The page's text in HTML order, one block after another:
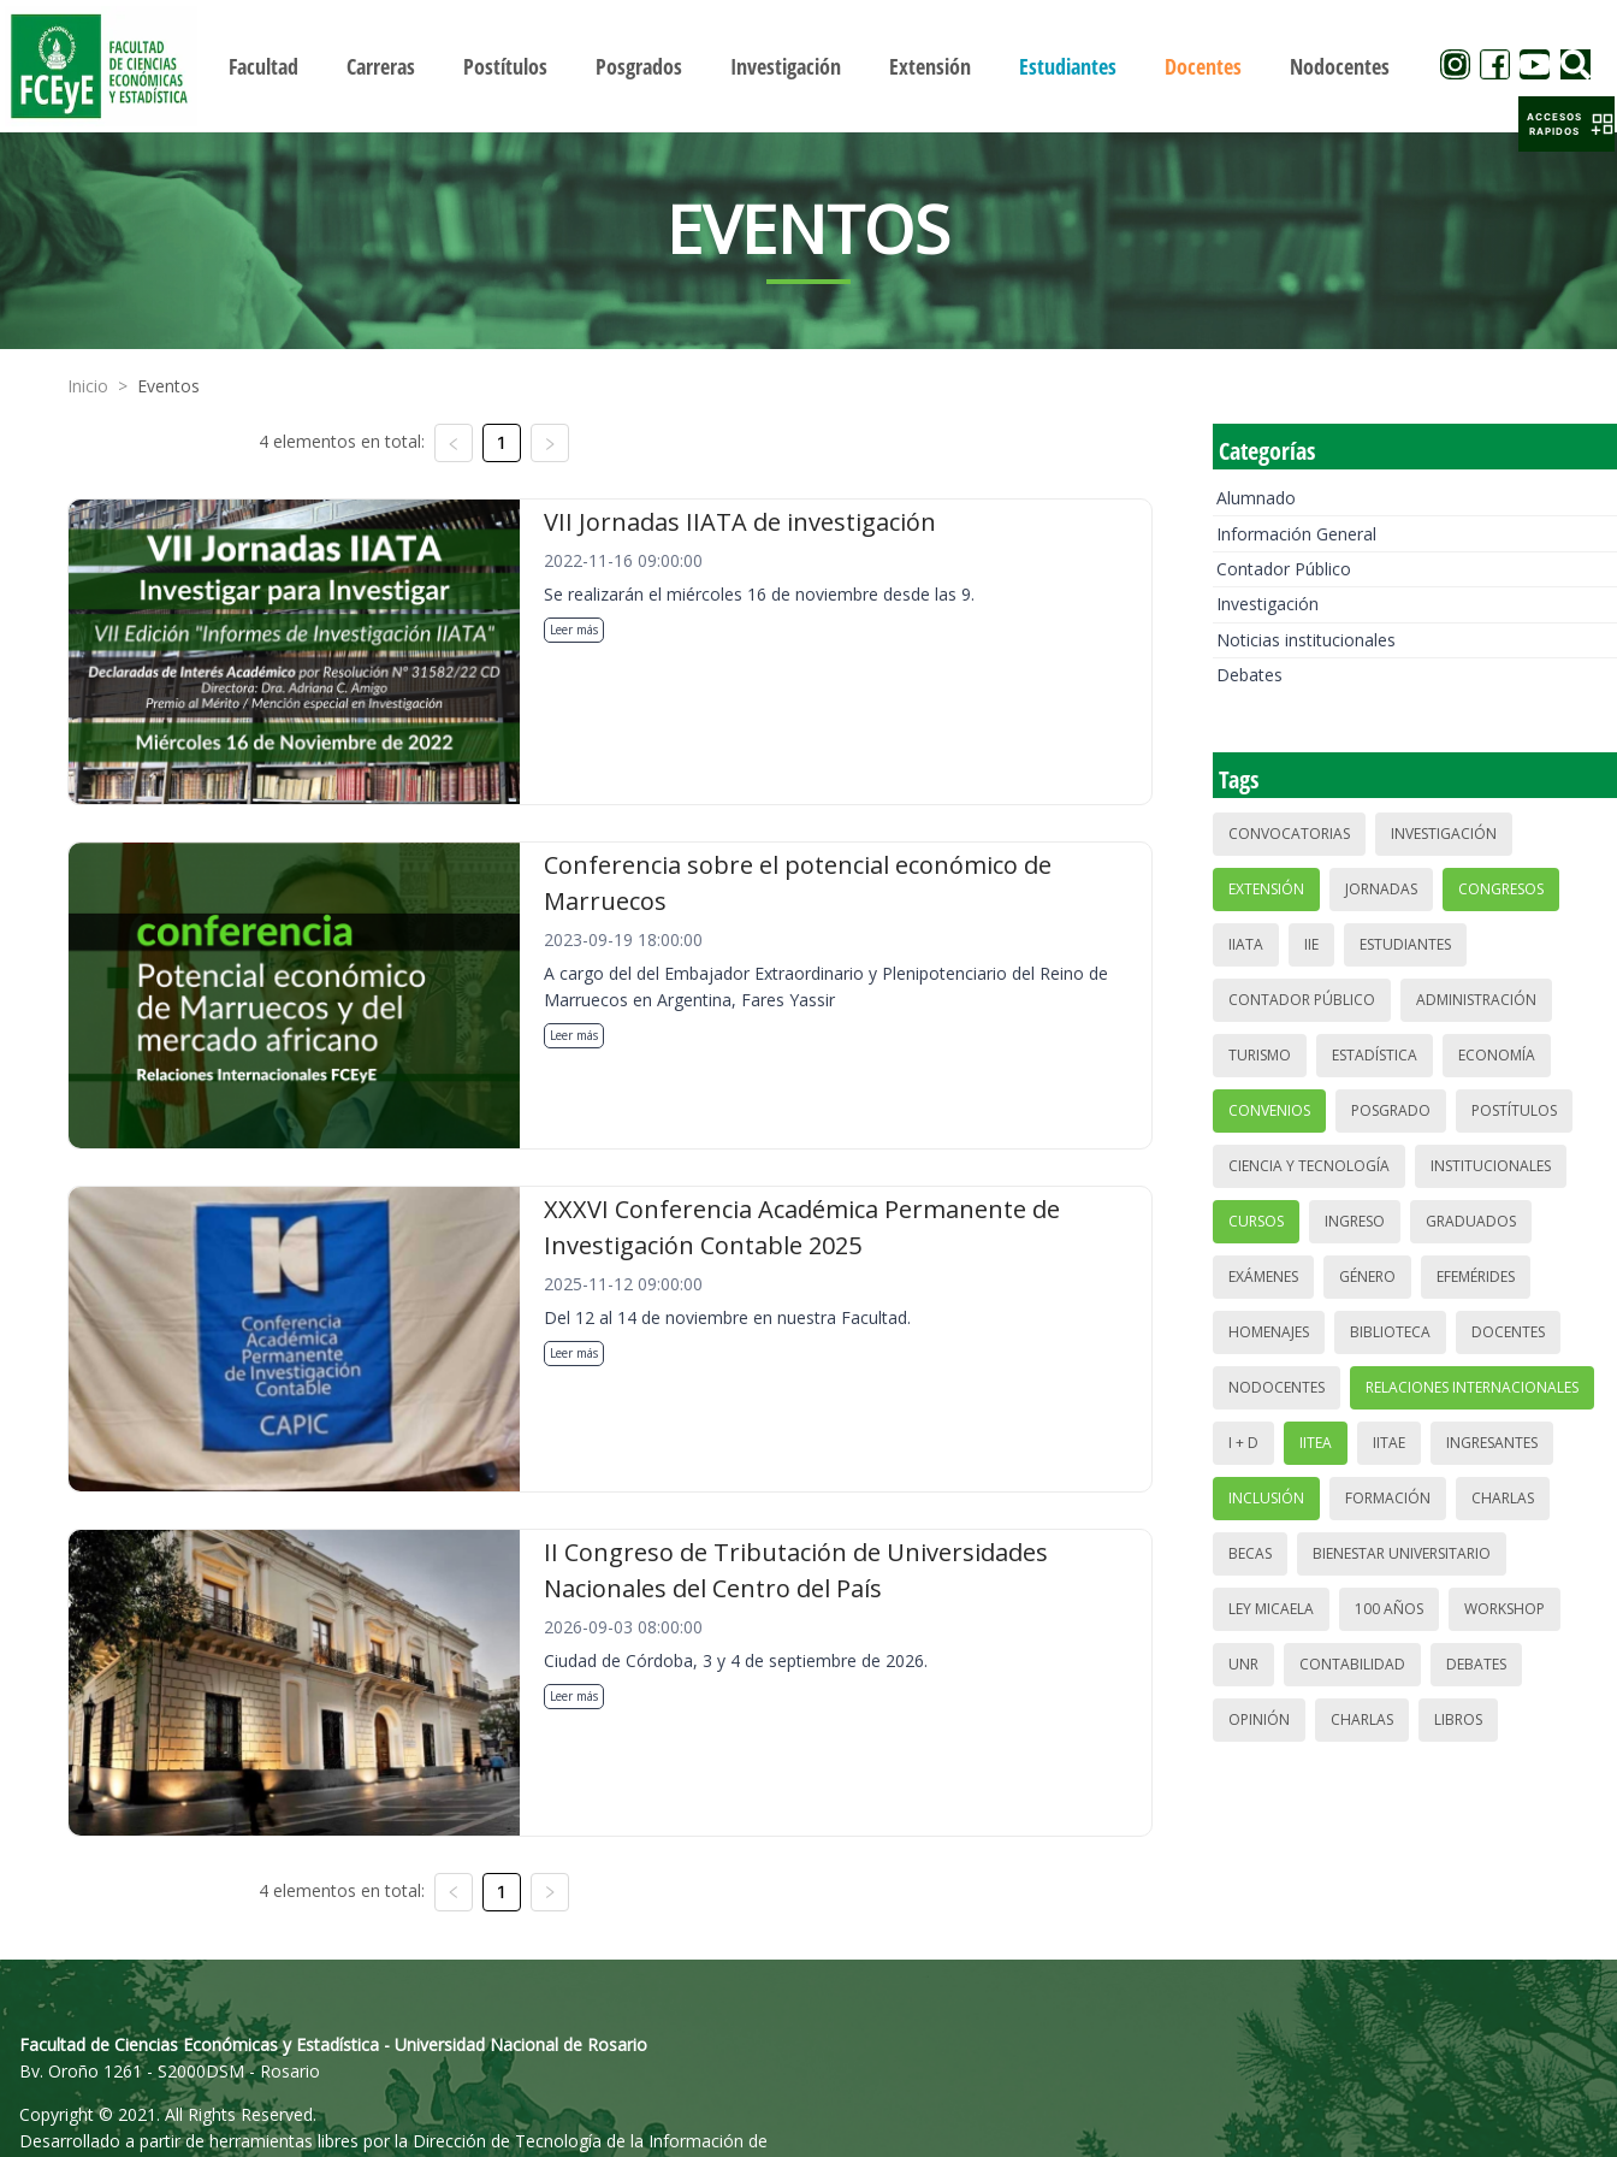
Facultad Carreras Postítulos Posgrados Investigación Extensión Estudiantes Docentes Nodocentes
EVENTOS
Inicio > Eventos
4 elementos en total: 1
VII Jornadas IIATA de investigación
2022-11-16 09:00:00
Se realizarán el miércoles 16 de noviembre desde las 9.
Leer más
Conferencia sobre el potencial económico de
Marruecos
2023-09-19 18:00:00
A cargo del del Embajador Extraordinario y Plenipotenciario del Reino de
Marruecos en Argentina, Fares Yassir
Leer más
XXXVI Conferencia Académica Permanente de
Investigación Contable 2025
2025-11-12 09:00:00
Del 12 al 14 de noviembre en nuestra Facultad.
Leer más
II Congreso de Tributación de Universidades
Nacionales del Centro del País
2026-09-03 08:00:00
Ciudad de Córdoba, 3 y 4 de septiembre de 2026.
Leer más
4 elementos en total: 1
Categorías
Alumnado
Información General
Contador Público
Investigación
Noticias institucionales
Debates
Tags
CONVOCATORIAS INVESTIGACIÓN
EXTENSIÓN JORNADAS CONGRESOS
IIATA IIE ESTUDIANTES
CONTADOR PÚBLICO ADMINISTRACIÓN
TURISMO ESTADÍSTICA ECONOMÍA
CONVENIOS POSGRADO POSTÍTULOS
CIENCIA Y TECNOLOGÍA INSTITUCIONALES
CURSOS INGRESO GRADUADOS
EXÁMENES GÉNERO EFEMÉRIDES
HOMENAJES BIBLIOTECA DOCENTES
NODOCENTES RELACIONES INTERNACIONALES
I + D IITEA IITAE INGRESANTES
INCLUSIÓN FORMACIÓN CHARLAS
BECAS BIENESTAR UNIVERSITARIO
LEY MICAELA 100 AÑOS WORKSHOP
UNR CONTABILIDAD DEBATES
OPINIÓN CHARLAS LIBROS
Facultad de Ciencias Económicas y Estadística - Universidad Nacional de Rosario
Bv. Oroño 1261 - S2000DSM - Rosario
Copyright © 2021. All Rights Reserved.
Desarrollado a partir de herramientas libres por la Dirección de Tecnología de la Información de
ACCESOS
RAPIDOS